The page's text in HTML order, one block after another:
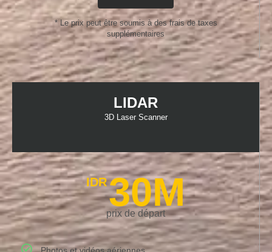
* Le prix peut être soumis à des frais de taxes
supplémentaires
LIDAR
3D Laser Scanner
IDR30M
prix de départ